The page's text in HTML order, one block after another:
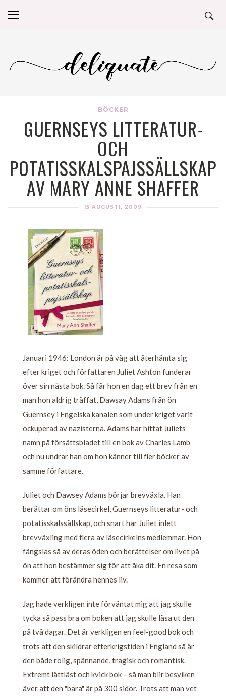
BÖCKER
GUERNSEYS LITTERATUR-
OCH
POTATISSKALSPAJSSÄLLSKAP
AV MARY ANNE SHAFFER
15 AUGUSTI, 2009
Januari 1946: London är på väg att återhämta sig
efter kriget och författaren Juliet Ashton funderar
över sin nästa bok. Så får hon en dag ett brev från en
man hon aldrig träffat, Dawsay Adams från ön
Guernsey i Engelska kanalen som under kriget varit
ockuperad av nazisterna. Adams har hittat Juliets
namn på försättsbladet till en bok av Charles Lamb
och nu undrar han om hon känner till fler böcker av
samme författare.
Juliet och Dawsey Adams börjar brevväxla. Han
berättar om öns läsecirkel, Guernseys litteratur- och
potatisskalssällskap, och snart har Juliet inlett
brevväxling med flera av läsecirkelns medlemmar. Hon
fängslas så av deras öden och berättelser om livet på
ön att hon bestämmer sig för att åka dit. En resa som
kommer att förändra hennes liv.
Jag hade verkligen inte förväntat mig att jag skulle
tycka så pass bra om boken att jag skulle läsa ut den
på två dagar. Det är verkligen en feel-good bok och
trots att den skildrar efterkrigstiden i England så är
den både rolig, spännande, tragisk och romantisk.
Extremt lättläst och kvick bok – så man blir besviken
äver att den "bara" är på 300 sidor. Trots att man vet